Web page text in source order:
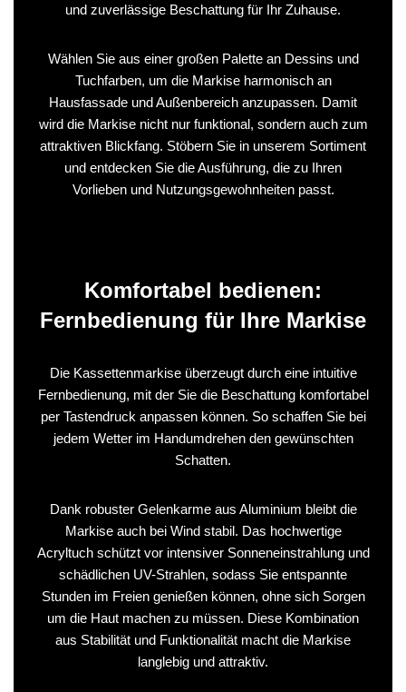
und zuverlässige Beschattung für Ihr Zuhause.
Wählen Sie aus einer großen Palette an Dessins und
Tuchfarben, um die Markise harmonisch an
Hausfassade und Außenbereich anzupassen. Damit
wird die Markise nicht nur funktional, sondern auch zum
attraktiven Blickfang. Stöbern Sie in unserem Sortiment
und entdecken Sie die Ausführung, die zu Ihren
Vorlieben und Nutzungsgewohnheiten passt.
Komfortabel bedienen:
Fernbedienung für Ihre Markise
Die Kassettenmarkise überzeugt durch eine intuitive
Fernbedienung, mit der Sie die Beschattung komfortabel
per Tastendruck anpassen können. So schaffen Sie bei
jedem Wetter im Handumdrehen den gewünschten
Schatten.
Dank robuster Gelenkarme aus Aluminium bleibt die
Markise auch bei Wind stabil. Das hochwertige
Acryltuch schützt vor intensiver Sonneneinstrahlung und
schädlichen UV-Strahlen, sodass Sie entspannte
Stunden im Freien genießen können, ohne sich Sorgen
um die Haut machen zu müssen. Diese Kombination
aus Stabilität und Funktionalität macht die Markise
langlebig und attraktiv.